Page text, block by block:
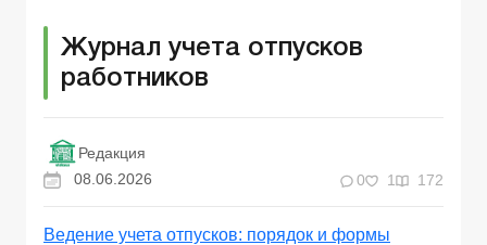
Журнал учета отпусков
работников
Редакция
08.06.2026
0 1 172
Ведение учета отпусков: порядок и формы